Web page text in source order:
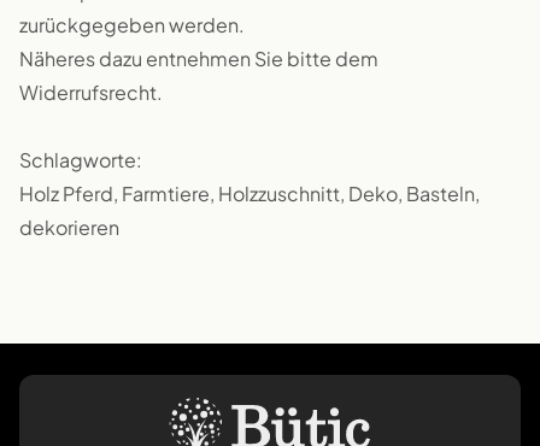
zurückgegeben werden.
Näheres dazu entnehmen Sie bitte dem
Widerrufsrecht.
Schlagworte:
Holz Pferd, Farmtiere, Holzzuschnitt, Deko, Basteln,
dekorieren